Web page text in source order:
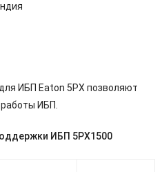
ИБП Eaton 5PX позволяют
ИБП.
ИБП 5PX1500